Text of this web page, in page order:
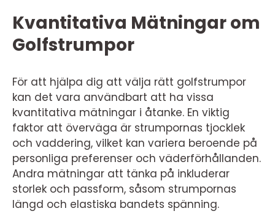
Kvantitativa Mätningar om
Golfstrumpor
För att hjälpa dig att välja rätt golfstrumpor
kan det vara användbart att ha vissa
kvantitativa mätningar i åtanke. En viktig
faktor att överväga är strumpornas tjocklek
och vaddering, vilket kan variera beroende på
personliga preferenser och väderförhållanden.
Andra mätningar att tänka på inkluderar
storlek och passform, såsom strumpornas
längd och elastiska bandets spänning.